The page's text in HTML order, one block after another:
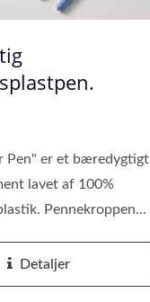
Pen" er et bæredygtigt
lavet af 100%
Pennekroppen...
Detaljer